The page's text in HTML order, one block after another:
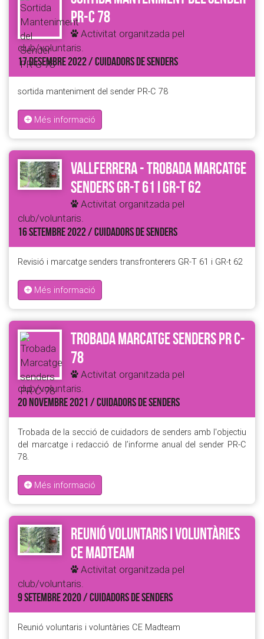
PR-C 78
Activitat organitzada pel
club/voluntaris.
17 DESEMBRE 2022 / CUIDADORS DE SENDERS
sortida manteniment del sender PR-C 78
Més informació
Vallferrera - Trobada marcatge
senders GR-T 61 i GR-T 62
Activitat organitzada pel
club/voluntaris.
16 SETEMBRE 2022 / CUIDADORS DE SENDERS
Revisió i marcatge senders transfronterers GR-T 61 i GR-t 62
Més informació
Trobada Marcatge senders PR C-
78
Activitat organitzada pel
club/voluntaris.
20 NOVEMBRE 2021 / CUIDADORS DE SENDERS
Trobada de la secció de cuidadors de senders amb l'objectiu
del marcatge i redacció de l’informe anual del sender PR-C
78.
Més informació
Reunió voluntaris i voluntàries
CE Madteam
Activitat organitzada pel
club/voluntaris.
9 SETEMBRE 2020 / CUIDADORS DE SENDERS
Reunió voluntaris i voluntàries CE Madteam